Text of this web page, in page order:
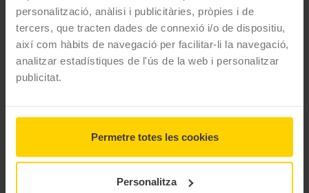
personalització, anàlisi i publicitàries, pròpies i de
tercers, que tracten dades de connexió i/o de dispositiu,
així com hàbits de navegació per facilitar-li la navegació,
analitzar estadístiques de l'ús de la web i personalitzar
publicitat.
Permetre totes les cookies
Personalitza
combustible.
CARACTERÍSTIQUES TÈCNIQUES
Marca
225/40 R20 94 Y
Estació
Estiu
No